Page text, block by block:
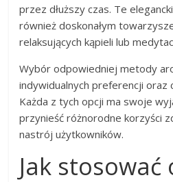
przez dłuższy czas. Te
również doskonałym
relaksujących kąpieli lub
Wybór odpowiedniej metody
indywidualnych preferencji oraz
Każda z tych opcji ma swoje
przynieść różnorodne korzyści
nastrój użytkowników.
Jak stosować